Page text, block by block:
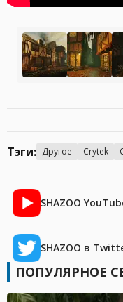
Тэги: Другое Crytek
SHAZOO
SHAZOO в
ПОПУЛЯРНОЕ